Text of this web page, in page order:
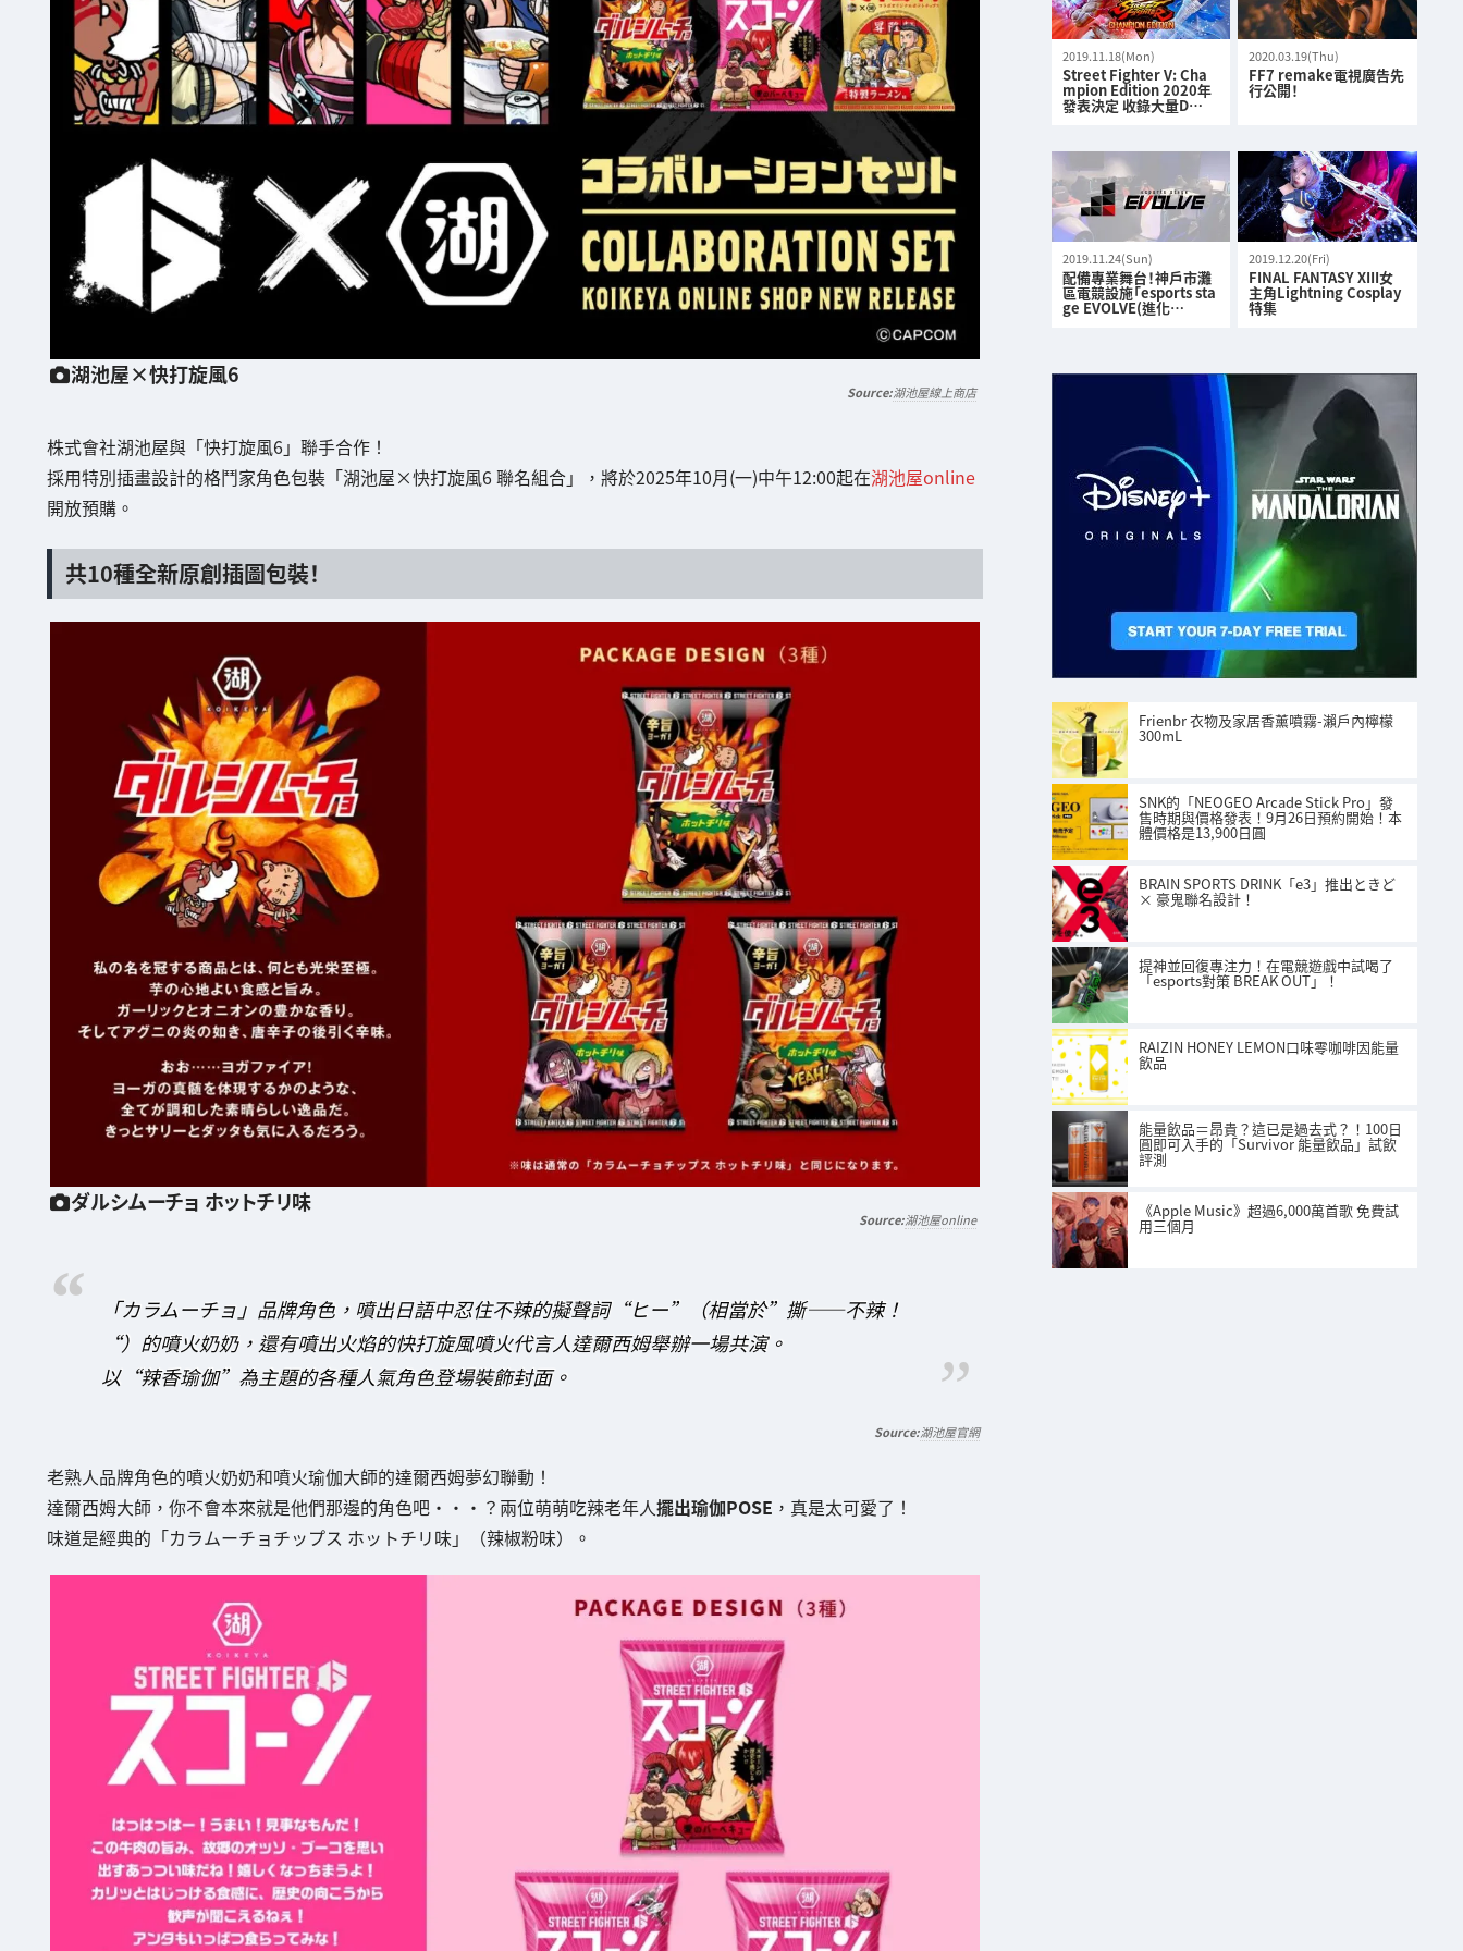
湖池屋×快打旋風6
湖池屋線上商店
株式會社湖池屋與「快打旋風6」聯手合作！
採用特別插畫設計的格鬥家角色包裝「湖池屋×快打旋風6 聯名組合」，將於2025年10月(一)中午12:00起在湖池屋online
開放預購。
共10種全新原創插圖包裝！
ダルシムーチョ ホットチリ味
湖池屋online
「カラムーチョ」品牌角色，噴出日語中忍住不辣的擬聲詞“ヒー”（相當於”撕——不辣！
“）的噴火奶奶，還有噴出火焰的快打旋風噴火代言人達爾西姆舉辦一場共演。
以“辣香瑜伽”為主題的各種人氣角色登場裝飾封面。
湖池屋官網
老熟人品牌角色的噴火奶奶和噴火瑜伽大師的達爾西姆夢幻聯動！
達爾西姆大師，你不會本來就是他們那邊的角色吧・・・？兩位萌萌吃辣老年人擺出瑜伽POSE ，真是太可愛了！
味道是經典的「カラムーチョチップス ホットチリ味」（辣椒粉味）。
2019.11.18(Mon)
Street Fighter V: Cha
mpion Edition 2020年
發表決定 收錄大量D…
2020.03.19(Thu)
FF7 remake電視廣告先
行公開！
2019.11.24(Sun)
配備專業舞台！神戶市灘
區電競設施「esports sta
ge EVOLVE(進化…
2019.12.20(Fri)
FINAL FANTASY XIII女
主角Lightning Cosplay
特集
Frienbr 衣物及家居香薰噴霧-瀨戶內檸檬
300mL
SNK的「NEOGEO Arcade Stick Pro」發
售時期與價格發表！9月26日預約開始！本
體價格是13,900日圓
BRAIN SPORTS DRINK「e3」推出ときど
× 豪鬼聯名設計！
提神並回復專注力！在電競遊戲中試喝了
「esports對策 BREAK OUT」！
RAIZIN HONEY LEMON口味零咖啡因能量
飲品
能量飲品＝昂貴？這已是過去式？！100日
圓即可入手的「Survivor 能量飲品」試飲
評測
《Apple Music》超過6,000萬首歌 免費試
用三個月